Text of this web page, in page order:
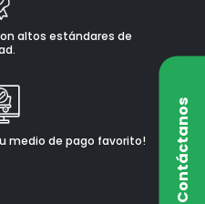
altos estándares de
medio de pago favorito! Contáctanos